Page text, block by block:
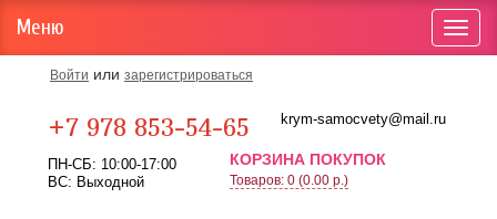
Войти или зарегистрироваться
+7 978 853-54-65 krym-samocvety@mail.ru
ПН-СБ: 10:00-17:00
ВС: Выходной
КОРЗИНА ПОКУПОК
Товаров: 0 (0.00 р.)
Меню